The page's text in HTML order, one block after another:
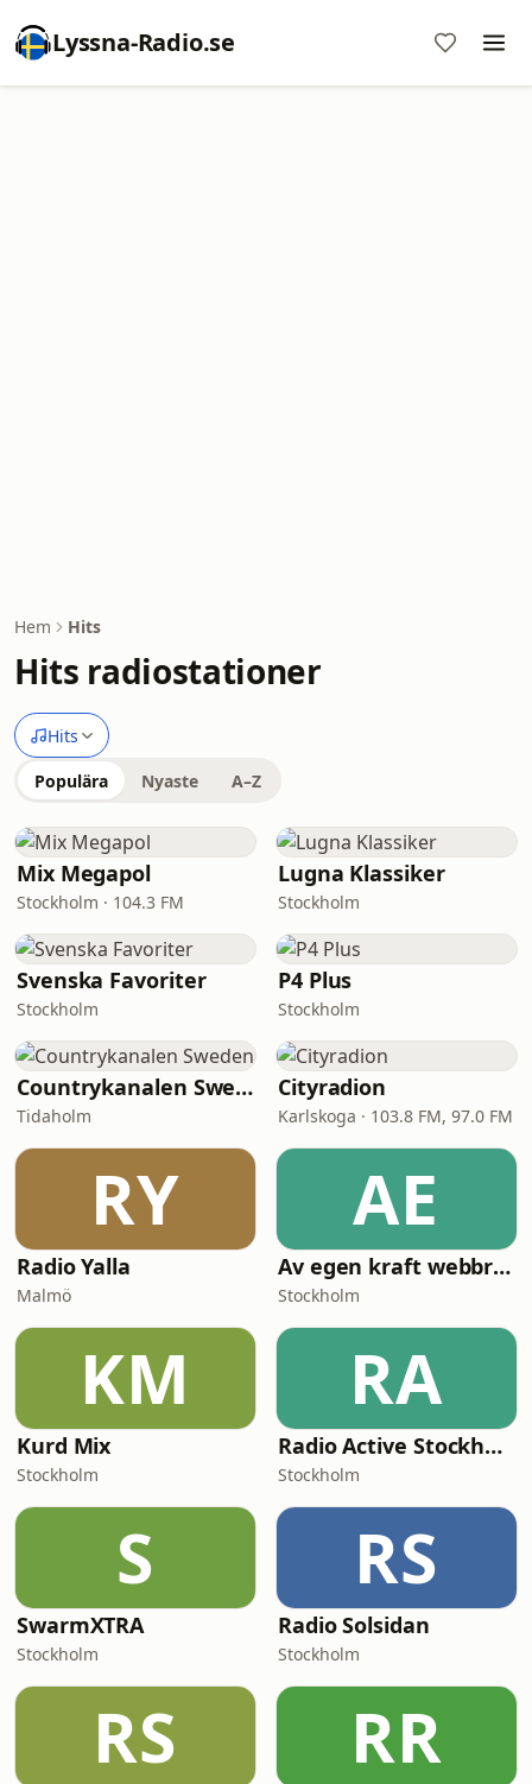
Lyssna-Radio.se
Hem Hits
Hits radiostationer
Hits
Populära Nyaste A–Z
Mix Megapol
Stockholm · 104.3 FM
Lugna Klassiker
Stockholm
Svenska Favoriter
Stockholm
P4 Plus
Stockholm
Countrykanalen Sweden
Tidaholm
Cityradion
Karlskoga · 103.8 FM, 97.0 FM
RY
Radio Yalla
Malmö
AE
Av egen kraft webbradio
Stockholm
KM
Kurd Mix
Stockholm
RA
Radio Active Stockholm
Stockholm
S
SwarmXTRA
Stockholm
RS
Radio Solsidan
Stockholm
RS RR